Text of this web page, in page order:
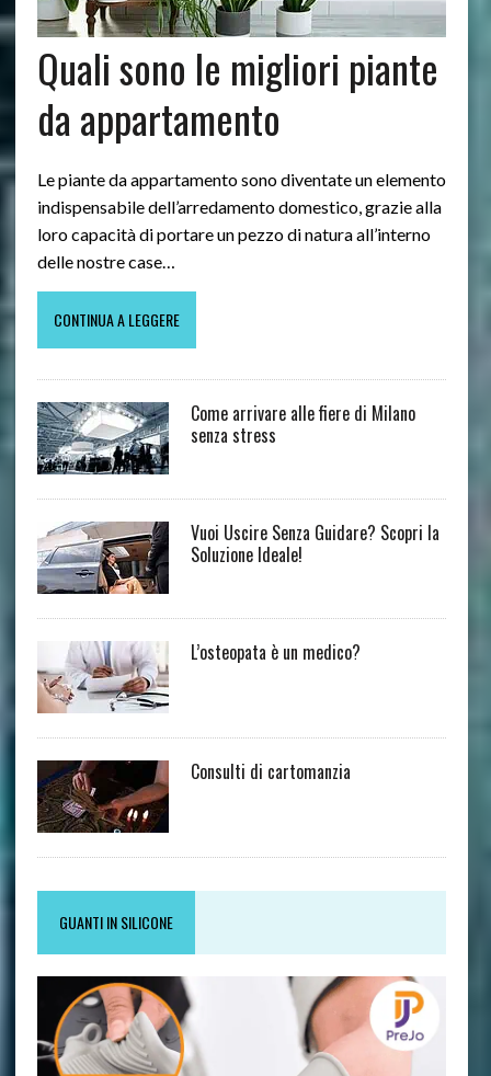
Quali sono le migliori piante
da appartamento
Le piante da appartamento sono diventate un elemento
indispensabile dell’arredamento domestico, grazie alla
loro capacità di portare un pezzo di natura all’interno
delle nostre case…
CONTINUA A LEGGERE
Come arrivare alle fiere di Milano
senza stress
Vuoi Uscire Senza Guidare? Scopri la
Soluzione Ideale!
L’osteopata è un medico?
Consulti di cartomanzia
GUANTI IN SILICONE